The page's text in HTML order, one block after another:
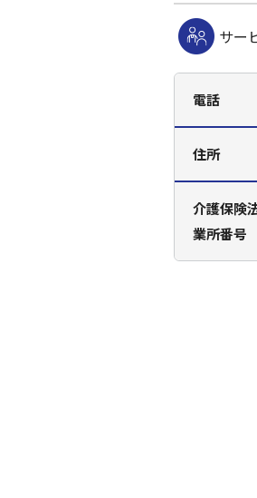
サー
電話
住所
介護保険
業所番号